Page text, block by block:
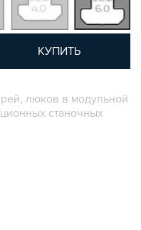
КУПИТЬ
станочных